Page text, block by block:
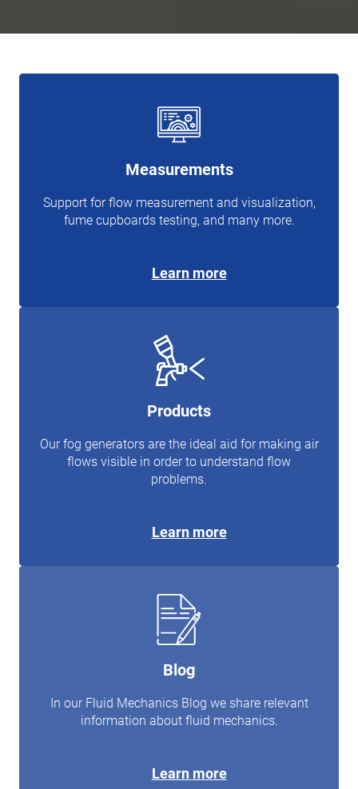
Measurements
Support for flow measurement and visualization,
fume cupboards testing, and many more.
Learn more
Products
Our fog generators are the ideal aid for making air
flows visible in order to understand flow
problems.
Learn more
Blog
In our Fluid Mechanics Blog we share relevant
information about fluid mechanics.
Learn more